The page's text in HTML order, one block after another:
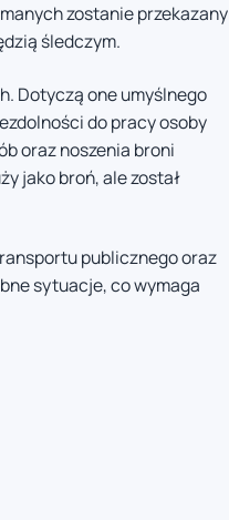
zostanie przekazany
śledczym.
Dotyczą one umyślnego
do pracy osoby
oraz noszenia broni
jako broń, ale został
publicznego oraz
sytuacje, co wymaga